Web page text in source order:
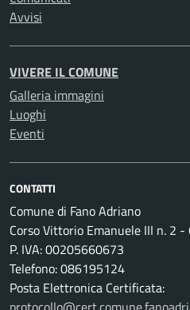
Avvisi
VIVERE IL COMUNE
Galleria immagini
Luoghi
Eventi
CONTATTI
Comune di Fano Adriano
Corso Vittorio Emanuele III n. 2
P. IVA: 00205660673
Telefono: 086195124
Posta Elettronica Certificata: